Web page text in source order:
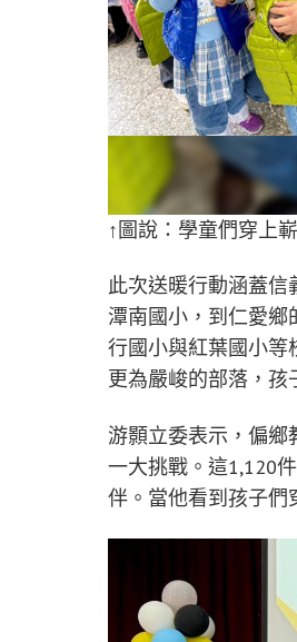
↑圖說：學童們穿上
此次送暖行動涵蓋信
潭南國小，到仁愛
行國小與紅葉國小等
更為嚴峻的部落，孩
游顥立委表示，偏
一大挑戰。這1,120
伴。當他看到孩子們